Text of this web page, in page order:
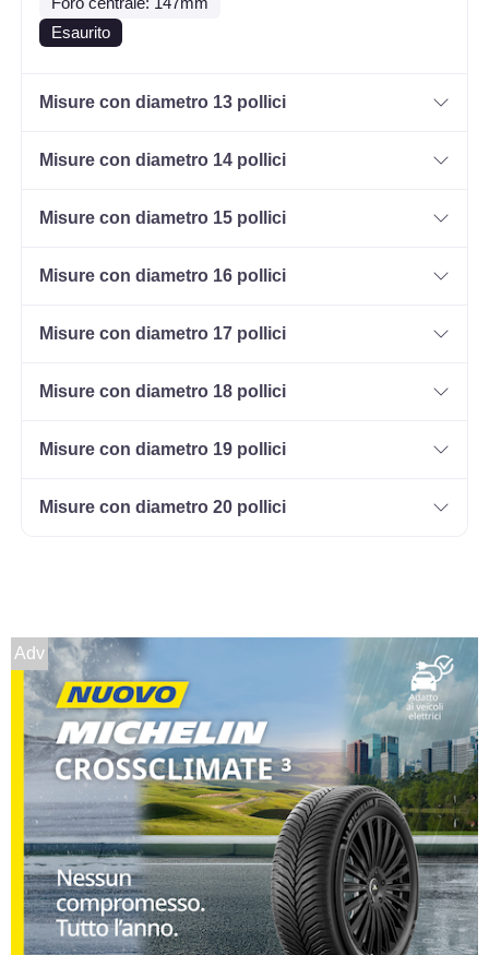
Esaurito
Misure con diametro 13 pollici
Misure con diametro 14 pollici
Misure con diametro 15 pollici
Misure con diametro 16 pollici
Misure con diametro 17 pollici
Misure con diametro 18 pollici
Misure con diametro 19 pollici
Misure con diametro 20 pollici
Adv